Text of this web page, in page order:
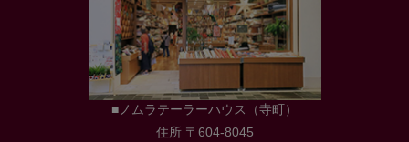
■ノムラテーラーハウス（寺町）
住所 〒604-8045